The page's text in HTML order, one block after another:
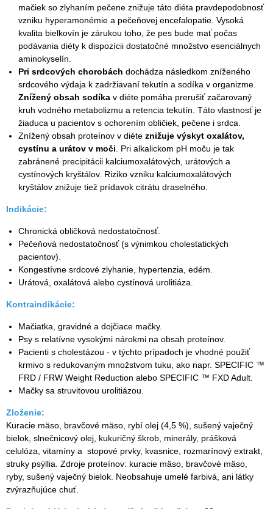
mačiek so zlyhaním pečene znižuje táto diéta pravdepodobnosť
vzniku hyperamonémie a pečeňovej encefalopatie. Vysoká
kvalita bielkovín je zárukou toho, že pes bude mať počas
podávania diéty k dispozícii dostatočné množstvo esenciálnych
aminokyselín.
Pri srdcových chorobách dochádza následkom zníženého
srdcového výdaja k zadržiavaní tekutín a sodíka v organizme.
Znížený obsah sodíka v diéte pomáha prerušiť začarovaný
kruh vodného metabolizmu a retencia tekutín. Táto vlastnosť je
žiaduca u pacientov s ochorením obličiek, pečene i srdca.
Znížený obsah proteínov v diéte znižuje výskyt oxalátov,
cystínu a urátov v moči . Pri alkalickom pH moču je tak
zabránené precipitácii kalciumoxalátových, urátových a
cystínových kryštálov. Riziko vzniku kalciumoxalátových
kryštálov znižuje tiež prídavok citrátu draselného.
Indikácie:
Chronická obličková nedostatočnosť.
Pečeňová nedostatočnosť (s výnimkou cholestatických
pacientov).
Kongestívne srdcové zlyhanie, hypertenzia, edém.
Urátová, oxalátová alebo cystínová urolitiáza.
Kontraindikácie:
Mačiatka, gravidné a dojčiace mačky.
Psy s relatívne vysokými nárokmi na obsah proteínov.
Pacienti s cholestázou - v týchto prípadoch je vhodné použiť
krmivo s redukovaným množstvom tuku, ako napr. SPECIFIC ™
FRD / FRW Weight Reduction alebo SPECIFIC ™ FXD Adult.
Mačky sa struvitovou urolitiázou.
Zloženie:
Kuracie mäso, bravčové mäso, rybí olej (4,5 %), sušený vaječný
bielok, slnečnicový olej, kukuričný škrob, minerály, prášková
celulóza, vitamíny a stopové prvky, kvasnice, rozmarínový extrakt,
struky psýllia. Zdroje proteínov: kuracie mäso, bravčové mäso,
ryby, sušený vaječný bielok. Neobsahuje umelé farbivá, ani látky
zvýrazňujúce chuť.